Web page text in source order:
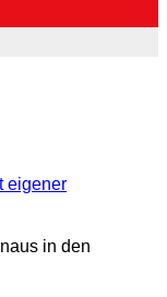
eigener
in den